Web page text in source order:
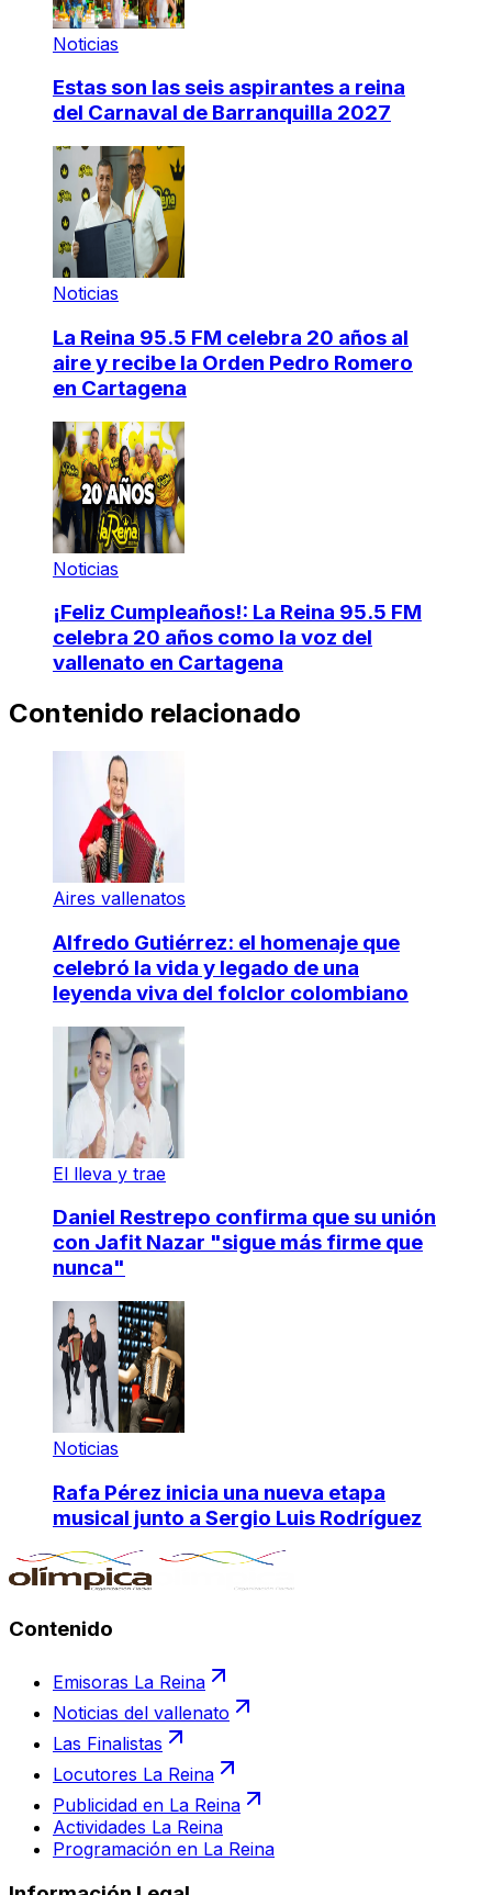
Noticias
Estas son las seis aspirantes a reina
del Carnaval de Barranquilla 2027
Noticias
La Reina 95.5 FM celebra 20 años al
aire y recibe la Orden Pedro Romero
en Cartagena
Noticias
¡Feliz Cumpleaños!: La Reina 95.5 FM
celebra 20 años como la voz del
vallenato en Cartagena
Contenido relacionado
Aires vallenatos
Alfredo Gutiérrez: el homenaje que
celebró la vida y legado de una
leyenda viva del folclor colombiano
El lleva y trae
Daniel Restrepo confirma que su unión
con Jafit Nazar "sigue más firme que
nunca"
Noticias
Rafa Pérez inicia una nueva etapa
musical junto a Sergio Luis Rodríguez
Contenido
Emisoras La Reina
Noticias del vallenato
Las Finalistas
Locutores La Reina
Publicidad en La Reina
Actividades La Reina
Programación en La Reina